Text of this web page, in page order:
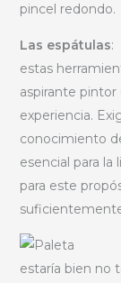
pincel redondo.
Las espátulas:
estas
aspirante
experiencia.
conocimiento
esencial para
para este
estaría bien no